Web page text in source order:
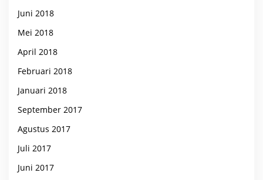
Juni 2018
Mei 2018
April 2018
Februari 2018
Januari 2018
September 2017
Agustus 2017
Juli 2017
Juni 2017